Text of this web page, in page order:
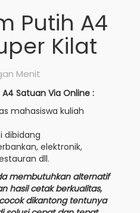
Putih A4
Kilat
Menit
Satuan Via Online :
mahasiswa kuliah
dibidang
elektronik,
dll.
membutuhkan alternatif
hasil cetak berkualitas,
dikantong tentunya